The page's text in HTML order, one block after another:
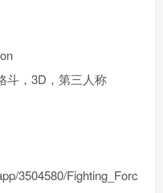
斗，3D，第三人称
3504580/Fighting_Forc